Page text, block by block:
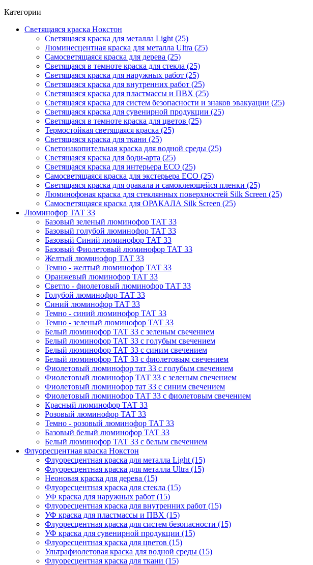
Категории
Светящаяся краска Нокстон
Светящаяся краска для металла Light (25)
Люминесцентная краска для металла Ultra (25)
Самосветящаяся краска для дерева (25)
Светящаяся в темноте краска для стекла (25)
Светящаяся краска для наружных работ (25)
Светящаяся краска для внутренних работ (25)
Светящаяся краска для пластмассы и ПВХ (25)
Светящаяся краска для систем безопасности и знаков эвакуации (25)
Светящаяся краска для сувенирной продукции (25)
Светящаяся в темноте краска для цветов (25)
Термостойкая светящаяся краска (25)
Светящаяся краска для ткани (25)
Светонакопительная краска для водной среды (25)
Светящаяся краска для боди-арта (25)
Светящаяся краска для интерьера ECO (25)
Самосветящаяся краска для экстерьера ECO (25)
Светящаяся краска для оракала и самоклеющейся пленки (25)
Люминофоная краска для стеклянных поверхностей Silk Screen (25)
Самосветящаяся краска для ОРАКАЛА Silk Screen (25)
Люминофор ТАТ 33
Базовый зеленый люминофор ТАТ 33
Базовый голубой люминофор ТАТ 33
Базовый Синий люминофор ТАТ 33
Базовый Фиолетовый люминофор ТАТ 33
Желтый люминофор ТАТ 33
Темно - желтый люминофор ТАТ 33
Оранжевый люминофор ТАТ 33
Светло - фиолетовый люминофор ТАТ 33
Голубой люминофор ТАТ 33
Синий люминофор ТАТ 33
Темно - синий люминофор ТАТ 33
Темно - зеленый люминофор ТАТ 33
Белый люминофор ТАТ 33 с зеленым свечением
Белый люминофор ТАТ 33 с голубым свечением
Белый люминофор ТАТ 33 с синим свечением
Белый люминофор ТАТ 33 с фиолетовым свечением
Фиолетовый люминофор тат 33 с голубым свечением
Фиолетовый люминофор ТАТ 33 с зеленым свечением
Фиолетовый люминофор тат 33 с синим свечением
Фиолетовый люминофор ТАТ 33 с фиолетовым свечением
Красный люминофор ТАТ 33
Розовый люминофор ТАТ 33
Темно - розовый люминофор ТАТ 33
Базовый белый люминофор ТАТ 33
Белый люминофор ТАТ 33 с белым свечением
Флуоресцентная краска Нокстон
Флуоресцентная краска для металла Light (15)
Флуоресцентная краска для металла Ultra (15)
Неоновая краска для дерева (15)
Флуоресцентная краска для стекла (15)
УФ краска для наружных работ (15)
Флуоресцентная краска для внутренних работ (15)
УФ краска для пластмассы и ПВХ (15)
Флуоресцентная краска для систем безопасности (15)
УФ краска для сувенирной продукции (15)
Флуоресцентная краска для цветов (15)
Ультрафиолетовая краска для водной среды (15)
Флуоресцентная краска для ткани (15)